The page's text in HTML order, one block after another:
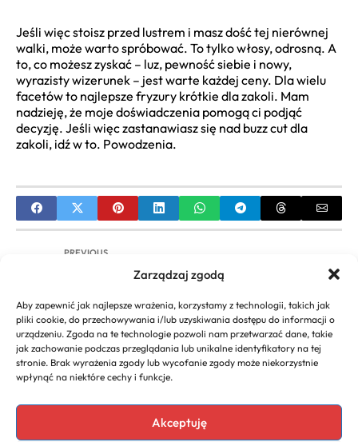
Zarządzaj zgodą
Aby zapewnić jak najlepsze wrażenia, korzystamy z technologii, takich jak
pliki cookie, do przechowywania i/lub uzyskiwania dostępu do informacji o
urządzeniu. Zgoda na te technologie pozwoli nam przetwarzać dane, takie
jak zachowanie podczas przeglądania lub unikalne identyfikatory na tej
stronie. Brak wyrażenia zgody lub wycofanie zgody może niekorzystnie
wpłynąć na niektóre cechy i funkcje.
Akceptuję
Jeśli więc stoisz przed lustrem i masz dość tej nierównej
walki, może warto spróbować. To tylko włosy, odrosną. A
to, co możesz zyskać – luz, pewność siebie i nowy,
wyrazisty wizerunek – jest warte każdej ceny. Dla wielu
facetów to najlepsze fryzury krótkie dla zakoli. Mam
nadzieję, że moje doświadczenia pomogą ci podjąć
decyzję. Jeśli więc zastanawiasz się nad buzz cut dla
zakoli, idź w to. Powodzenia.
PREVIOUS
Lalka Głowa do Czesania dla Dziecka: Przewodnik
NEXT
Fryzura Mullet Damska: Przewodnik po Trendzie,
Stylizacja i Inspiracje